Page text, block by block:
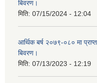
बिवरण।
मिति: 07/15/2024 - 12:04
आर्थिक बर्ष २०७९-०८० मा
बिवरण।
मिति: 07/13/2023 - 12:19